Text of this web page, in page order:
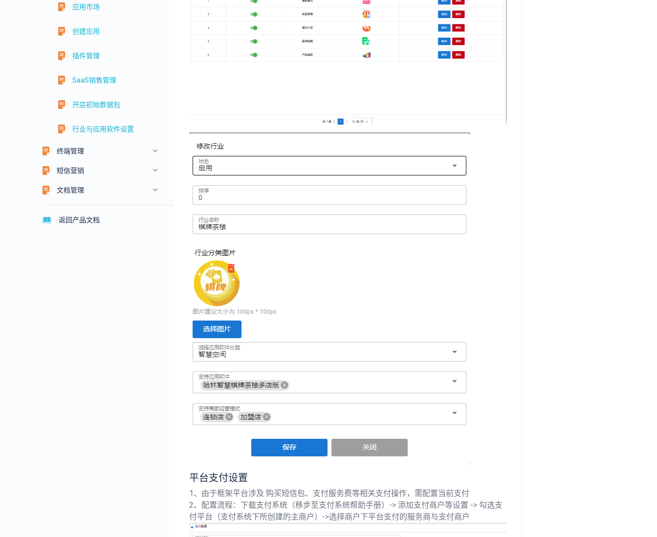
应用市场
创建应用
插件管理
SaaS销售管理
开店初始数据包
行业与应用软件设置
终端管理
短信营销
文档管理
返回产品文档
平台支付设置
1、由于框架平台涉及 购买短信包、支付服务费等相关支付操作，需配置当前支付
2、配置流程：下载支付系统（移步至支付系统帮助手册）-> 添加支付商户等设置 -> 勾选支
付平台（支付系统下所创建的主商户）->选择商户下平台支付的服务商与支付商户